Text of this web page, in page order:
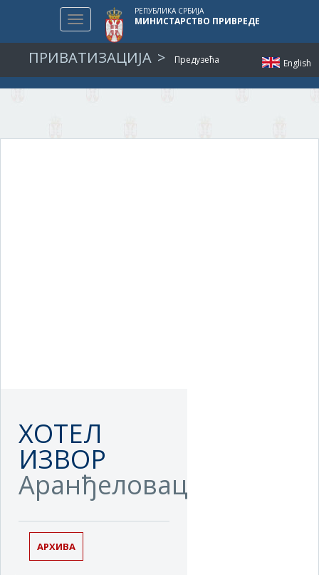
English
Toggle
navigation
РЕПУБЛИКА СРБИЈА
МИНИСТАРСТВО ПРИВРЕДЕ
ПРИВАТИЗАЦИЈА Предузећа
ХОТЕЛ
ИЗВОР
Аранђеловац
АРХИВА